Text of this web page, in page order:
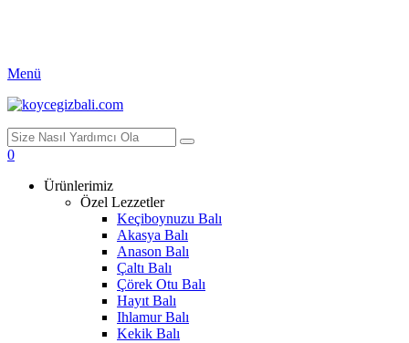
Menü
0
Ürünlerimiz
Özel Lezzetler
Keçiboynuzu Balı
Akasya Balı
Anason Balı
Çaltı Balı
Çörek Otu Balı
Hayıt Balı
Ihlamur Balı
Kekik Balı